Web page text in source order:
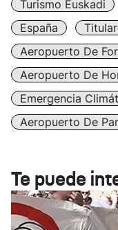
Turismo Euskadi
España
Aeropuerto De
Aeropuerto De
Emergencia
Aeropuerto De
Te puede